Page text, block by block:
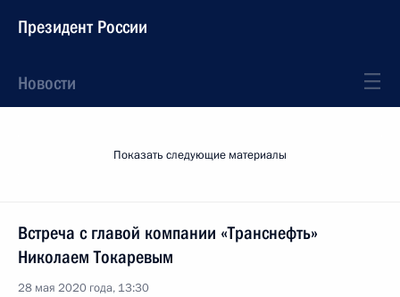
Президент России
Новости
Показать следующие материалы
Встреча с главой компании «Транснефть»
Николаем Токаревым
28 мая 2020 года, 13:30